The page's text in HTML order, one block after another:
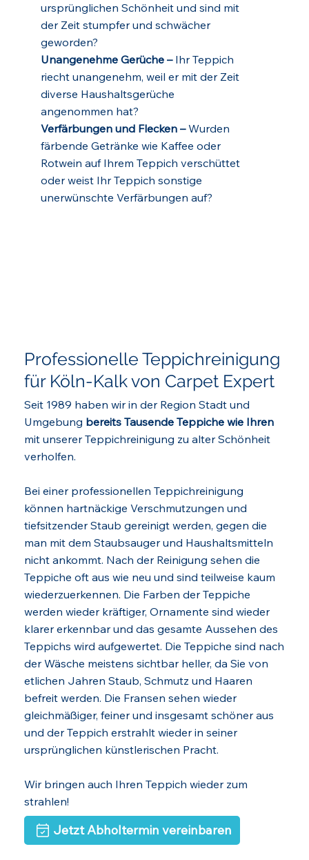
ursprünglichen Schönheit und sind mit
der Zeit stumpfer und schwächer
geworden?
Unangenehme Gerüche –Ihr Teppich
riecht unangenehm, weil er mit der Zeit
diverse Haushaltsgerüche
angenommen hat?
Verfärbungen und Flecken –Wurden
färbende Getränke wie Kaffee oder
Rotwein auf Ihrem Teppich verschüttet
oder weist Ihr Teppich sonstige
unerwünschte Verfärbungen auf?
Professionelle Teppichreinigung
für Köln-Kalk von Carpet Expert
Seit 1989 haben wir in der Region Stadt und
Umgebung bereits Tausende Teppiche wie Ihren
mit unserer Teppichreinigung zu alter Schönheit
verholfen.
Bei einer professionellen Teppichreinigung
können hartnäckige Verschmutzungen und
tiefsitzender Staub gereinigt werden, gegen die
man mit dem Staubsauger und Haushaltsmitteln
nicht ankommt. Nach der Reinigung sehen die
Teppiche oft aus wie neu und sind teilweise kaum
wiederzuerkennen. Die Farben der Teppiche
werden wieder kräftiger, Ornamente sind wieder
klarer erkennbar und das gesamte Aussehen des
Teppichs wird aufgewertet. Die Teppiche sind nach
der Wäsche meistens sichtbar heller, da Sie von
etlichen Jahren Staub, Schmutz und Haaren
befreit werden. Die Fransen sehen wieder
gleichmäßiger, feiner und insgesamt schöner aus
und der Teppich erstrahlt wieder in seiner
ursprünglichen künstlerischen Pracht.
Wir bringen auch Ihren Teppich wieder zum
strahlen!
Jetzt Abholtermin vereinbaren